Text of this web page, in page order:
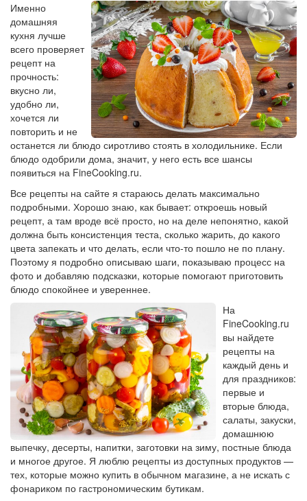
Именно
домашняя
кухня лучше
всего проверяет
рецепт на
прочность:
вкусно ли,
удобно ли,
хочется ли
повторить и не
останется ли блюдо сиротливо стоять в холодильнике. Если
блюдо одобрили дома, значит, у него есть все шансы
появиться на FineCooking.ru.
Все рецепты на сайте я стараюсь делать максимально
подробными. Хорошо знаю, как бывает: откроешь новый
рецепт, а там вроде всё просто, но на деле непонятно, какой
должна быть консистенция теста, сколько жарить, до какого
цвета запекать и что делать, если что-то пошло не по плану.
Поэтому я подробно описываю шаги, показываю процесс на
фото и добавляю подсказки, которые помогают приготовить
блюдо спокойнее и увереннее.
На
FineCooking.ru
вы найдете
рецепты на
каждый день и
для праздников:
первые и
вторые блюда,
салаты, закуски,
домашнюю
выпечку, десерты, напитки, заготовки на зиму, постные блюда
и многое другое. Я люблю рецепты из доступных продуктов —
тех, которые можно купить в обычном магазине, а не искать с
фонариком по гастрономическим бутикам.